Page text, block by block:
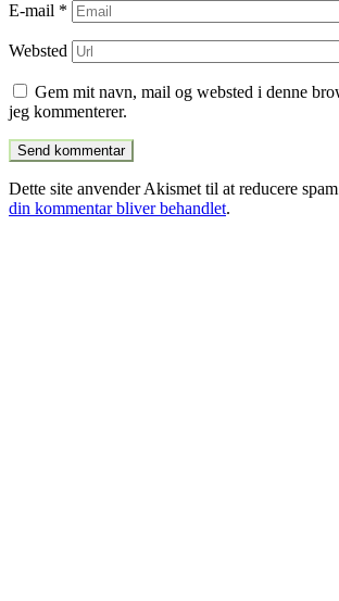
E-mail *
Websted
Gem mit navn, mail og websted i denne
jeg kommenterer.
Dette site anvender Akismet til at reducere
din kommentar bliver behandlet.